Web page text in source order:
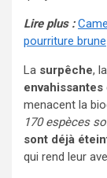
Lire plus :
pourriture brune
La surpêche, la
envahissantes
menacent la
170 espèces
sont déjà
qui rend leur